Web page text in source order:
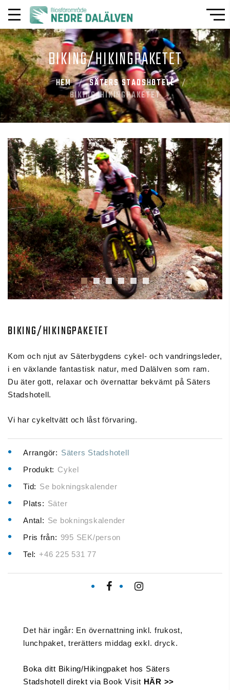
BIKING/HIKINGPAKETET
HEM
SÄTERS STADSHOTELL
BIKING/HIKINGPAKETET
BIKING/HIKINGPAKETET
Kom och njut av Säterbygdens cykel- och vandringsleder,
i en växlande fantastisk natur, med Dalälven som ram.
Du äter gott, relaxar och övernattar bekvämt på Säters
Stadshotell.
Vi har cykeltvätt och låst förvaring.
Arrangör: Säters Stadshotell
Produkt: Cykel
Tid: Se bokningskalender
Plats: Säter
Antal: Se bokningskalender
Pris från: 995 SEK/person
Tel: +46 225 531 77
Det här ingår: En övernattning inkl. frukost,
lunchpaket, trerätters middag exkl. dryck.
Boka ditt Biking/Hikingpaket hos Säters
Stadshotell direkt via Book Visit HÄR >>